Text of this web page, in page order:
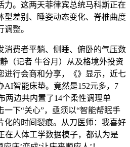
力。这两天菲律宾总统马科斯正在
型差别、睡姿动态变化、脊椎曲度
整。
费者平躺、侧睡、俯卧的气压数
（记者 牛谷月）从及格境外投资
进行会商和分享，《》显示，近七
AI智能床垫。竟然是152元多，7
两边共内置了14个柔性调理单
下“关心”，亟须以“智能帮眠手
化的时间裂痕。从刀医师：我喜好
在人体工学数据模子，都认为是